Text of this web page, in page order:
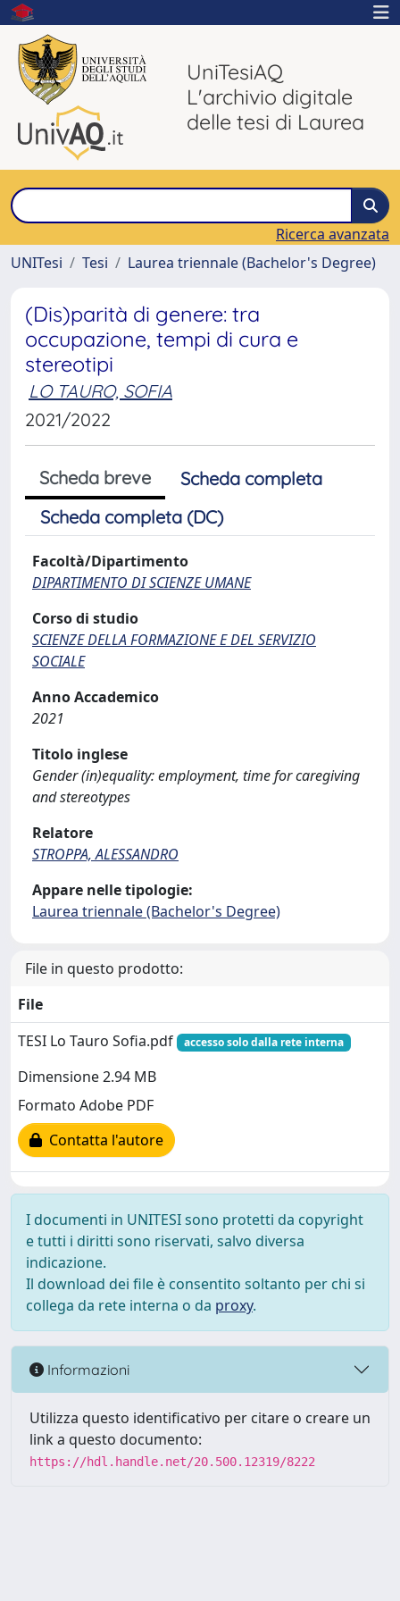
UniTesiAQ
L'archivio digitale
delle tesi di Laurea
Ricerca avanzata
UNITesi
Tesi Laurea triennale (Bachelor's Degree)
(Dis)parità di genere: tra
occupazione, tempi di cura e
stereotipi
LO TAURO, SOFIA
2021/2022
Scheda breve
Scheda completa
Scheda completa (DC)
Facoltà/Dipartimento
DIPARTIMENTO DI SCIENZE UMANE
Corso di studio
SCIENZE DELLA FORMAZIONE E DEL SERVIZIO
SOCIALE
Anno Accademico
2021
Titolo inglese
Gender (in)equality: employment, time for caregiving
and stereotypes
Relatore
STROPPA, ALESSANDRO
Appare nelle tipologie:
Laurea triennale (Bachelor's Degree)
File in questo prodotto:
File
TESI Lo Tauro Sofia.pdf
accesso solo dalla rete interna
Dimensione 2.94 MB
Formato Adobe PDF
Contatta l'autore
I documenti in UNITESI sono protetti da copyright
e tutti i diritti sono riservati, salvo diversa
indicazione.
Il download dei file è consentito soltanto per chi si
collega da rete interna o da proxy.
Informazioni
Utilizza questo identificativo per citare o creare un
link a questo documento:
https://hdl.handle.net/20.500.12319/8222